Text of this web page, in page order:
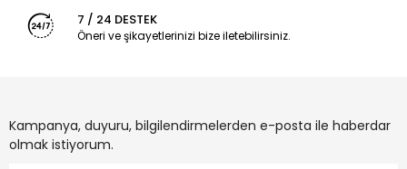
7 / 24 DESTEK
Öneri ve şikayetlerinizi bize iletebilirsiniz.
Kampanya, duyuru, bilgilendirmelerden e-posta ile haberdar
olmak istiyorum.